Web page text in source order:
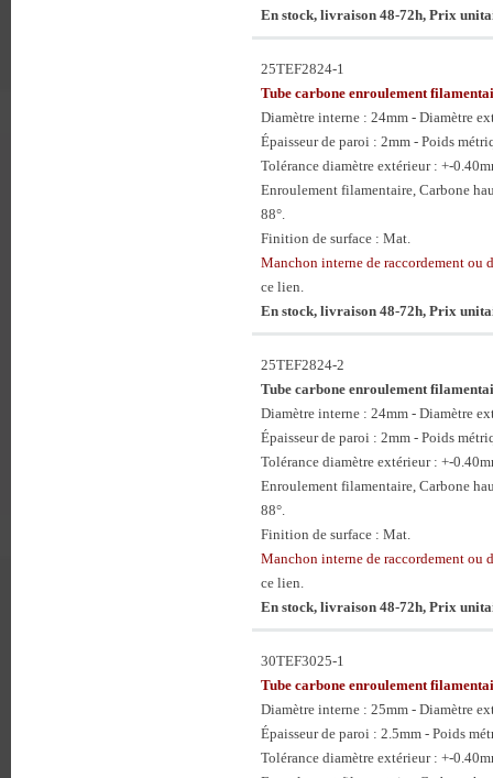
En stock, livraison 48-72h, Prix
25TEF2824-1
Tube carbone enroulement
Diamètre interne : 24mm - Diamètre
Épaisseur de paroi : 2mm - Poids
Tolérance diamètre extérieur : +-
Enroulement filamentaire, Carbone
88°.
Finition de surface : Mat.
Manchon interne de raccordement ou
ce lien.
En stock, livraison 48-72h, Prix
25TEF2824-2
Tube carbone enroulement
Diamètre interne : 24mm - Diamètre
Épaisseur de paroi : 2mm - Poids
Tolérance diamètre extérieur : +-
Enroulement filamentaire, Carbone
88°.
Finition de surface : Mat.
Manchon interne de raccordement ou
ce lien.
En stock, livraison 48-72h, Prix
30TEF3025-1
Tube carbone enroulement
Diamètre interne : 25mm - Diamètre
Épaisseur de paroi : 2.5mm - Poids
Tolérance diamètre extérieur : +-